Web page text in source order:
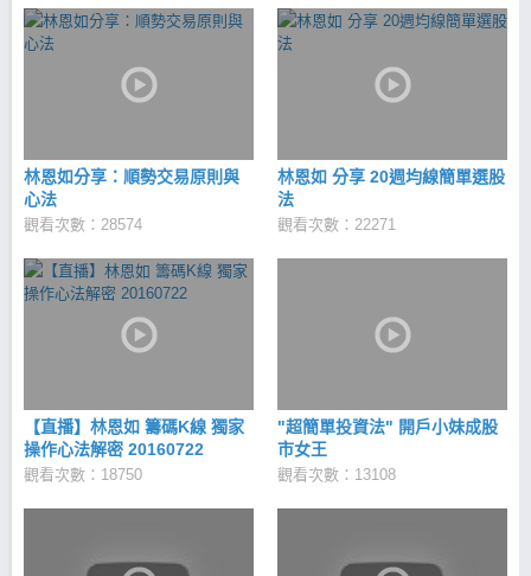
林恩如分享：順勢交易原則與
心法
觀看次數：28574
林恩如 分享 20週均線簡單選股
法
觀看次數：22271
【直播】林恩如 籌碼K線 獨家
操作心法解密 20160722
觀看次數：18750
"超簡單投資法" 開戶小妹成股
市女王
觀看次數：13108